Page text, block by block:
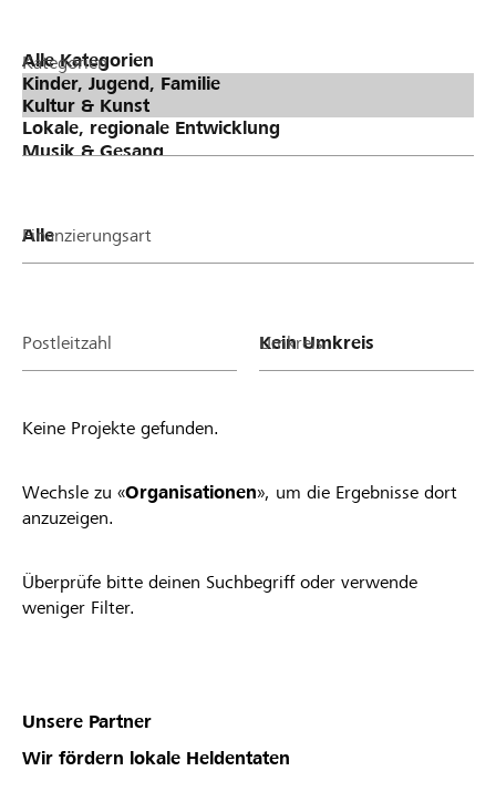
Kategorien
Finanzierungsart
Postleitzahl Umkreis
Keine Projekte gefunden.
Wechsle zu «Organisationen», um die Ergebnisse dort
anzuzeigen.
Überprüfe bitte deinen Suchbegriff oder verwende
weniger Filter.
Unsere Partner
Wir fördern lokale Heldentaten